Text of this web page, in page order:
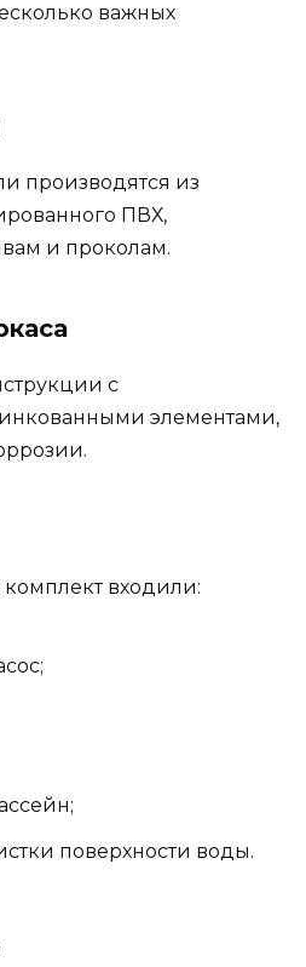
важных
производятся из
ПВХ,
и проколам.
с
элементами,
входили:
поверхности воды.